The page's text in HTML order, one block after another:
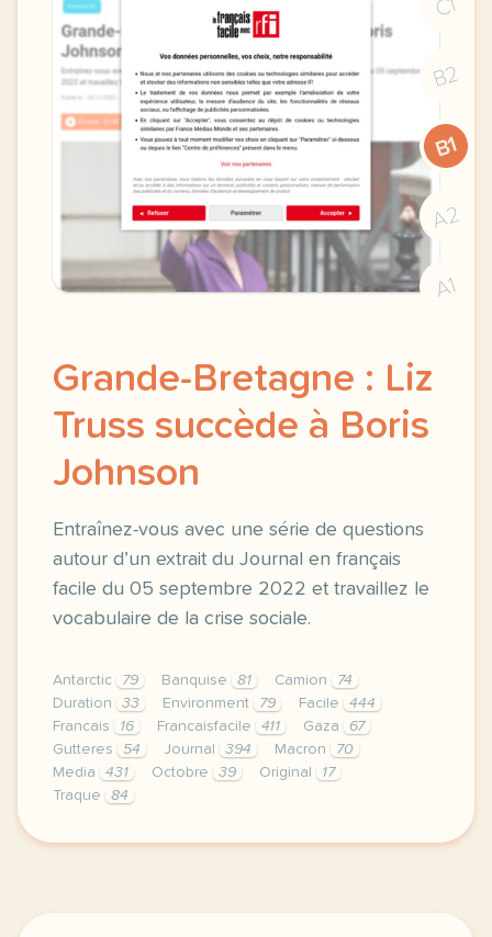
C1
B2
B1
A2
A1
Grande-Bretagne : Liz
Truss succède à Boris
Johnson
Entraînez-vous avec une série de questions
autour d’un extrait du Journal en français
facile du 05 septembre 2022 et travaillez le
vocabulaire de la crise sociale.
Antarctic 79 Banquise 81 Camion
74
Duration
33 Environment 79 Facile
444
Francais
16 Francaisfacile 411 Gaza
67
Gutteres
54 Journal 394 Macron
70
Media
431 Octobre 39 Original
17
Traque
84
exercice b1 grande bretagne liz truss succede a